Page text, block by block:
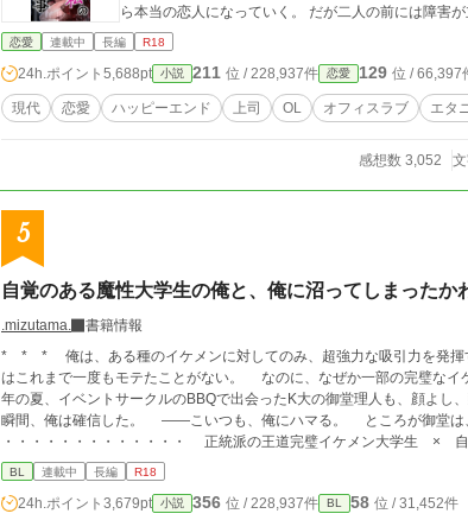
恋愛 連載中 長編 R18
24h.ポイント 5,688pt 小説 211 位 / 228,937件 恋愛 129 位 / 66,397
現代 恋愛 ハッピーエンド 上司 OL オフィスラブ エタ
感想数 3,052
5
自覚のある魔性大学生の俺と、俺に沼ってしまった
.mizutama.
書籍情報
* * * 俺は、ある種のイケメンに対してのみ、超強力な吸引力を発揮する魔性の男である。 ただし、見た目は平凡。 女子に
はこれまで一度もモテたことがない。 なのに、なぜか一部の完璧なイケメンだけが、俺に異常なほど沼ってしまうのだ。 大学二
年の夏、イベントサークルのBBQで出会ったK大の御堂理人も、顔よし、頭よし、家
瞬間、俺は確信した。 ――こいつも、俺にハマる。 ところが御堂は、これまで俺が出会った男たちとは少し違っていた。
・・・・・・・・・・・・・ 正統派の王道完璧イケメン大学生 × 自覚アリの魔性の大学生（平凡） ☆気の向くままに書いて
います。 更新頻度は気力と体力次第。応援よろしくおねがいします！
BL 連載中 長編 R18
24h.ポイント 3,679pt 小説 356 位 / 228,937件 BL 58 位 / 31,452件